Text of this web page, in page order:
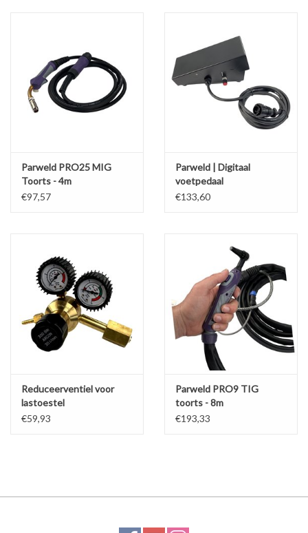
Varia |
Cadeaubonnen &
Oliën & Smeermiddelen |
TIPS & KENNIS
Parweld PRO25 MIG
Toorts - 4m
€97,57
Parweld | Digitaal
voetpedaal
€133,60
Reduceerventiel voor
lastoestel
€59,93
Parweld PRO9 TIG
toorts - 8m
€193,33